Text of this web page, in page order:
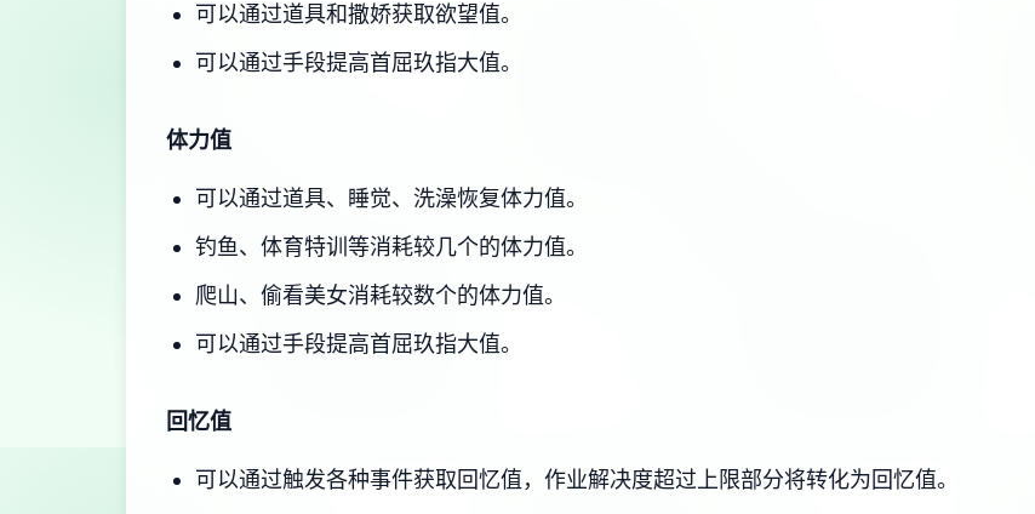
可以通过道具和撒娇获取欲望值。
可以通过手段提高首屈玖指大值。
体力值
可以通过道具、睡觉、洗澡恢复体力值。
钓鱼、体育特训等消耗较几个的体力值。
爬山、偷看美女消耗较数个的体力值。
可以通过手段提高首屈玖指大值。
回忆值
可以通过触发各种事件获取回忆值，作业解决度超过上限部分将转化为回忆值。